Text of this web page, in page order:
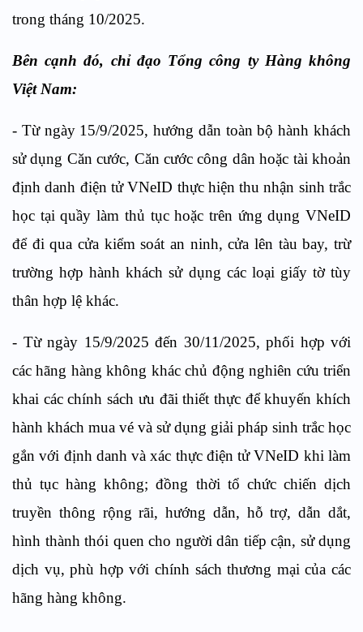
trong tháng 10/2025.
Bên cạnh đó, chỉ đạo Tổng công ty Hàng không
Việt Nam:
- Từ ngày 15/9/2025, hướng dẫn toàn bộ hành khách
sử dụng Căn cước, Căn cước công dân hoặc tài khoản
định danh điện tử VNeID thực hiện thu nhận sinh trắc
học tại quầy làm thủ tục hoặc trên ứng dụng VNeID
để đi qua cửa kiểm soát an ninh, cửa lên tàu bay, trừ
trường hợp hành khách sử dụng các loại giấy tờ tùy
thân hợp lệ khác.
- Từ ngày 15/9/2025 đến 30/11/2025, phối hợp với
các hãng hàng không khác chủ động nghiên cứu triển
khai các chính sách ưu đãi thiết thực để khuyến khích
hành khách mua vé và sử dụng giải pháp sinh trắc học
gắn với định danh và xác thực điện tử VNeID khi làm
thủ tục hàng không; đồng thời tổ chức chiến dịch
truyền thông rộng rãi, hướng dẫn, hỗ trợ, dẫn dắt,
hình thành thói quen cho người dân tiếp cận, sử dụng
dịch vụ, phù hợp với chính sách thương mại của các
hãng hàng không.